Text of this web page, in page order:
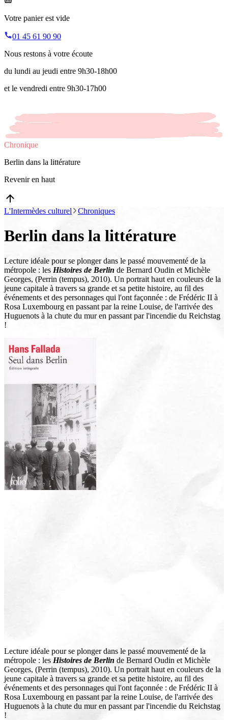
Votre panier est vide
01 45 61 90 90
Nous restons à votre écoute
du lundi au jeudi entre 9h30-18h00
et le vendredi entre 9h30-17h00
Chronique
Berlin dans la littérature
Revenir en haut
L'Intermèdes culturel Chroniques
Berlin dans la littérature
Lecture idéale pour se plonger dans le passé mouvementé de la
métropole : les Histoires de Berlin de Bernard Oudin et Michèle
Georges, (Perrin (tempus), 2010). Un portrait haut en couleurs de la
jeune capitale à travers sa grande et sa petite histoire, au fil des
événements et des personnages qui l'ont façonnée : de Frédéric II à
Rosa Luxembourg en passant par la reine Louise, de l'arrivée des
Huguenots à la chute du mur en passant par l'incendie du Reichstag
!
Lecture idéale pour se plonger dans le passé mouvementé de la
métropole : les Histoires de Berlin de Bernard Oudin et Michèle
Georges, (Perrin (tempus), 2010). Un portrait haut en couleurs de la
jeune capitale à travers sa grande et sa petite histoire, au fil des
événements et des personnages qui l'ont façonnée : de Frédéric II à
Rosa Luxembourg en passant par la reine Louise, de l'arrivée des
Huguenots à la chute du mur en passant par l'incendie du Reichstag
!